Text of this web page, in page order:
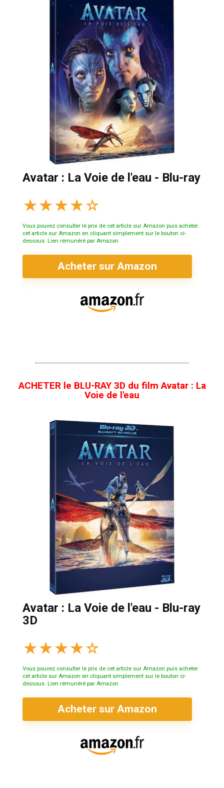
Avatar : La Voie de l'eau - Blu-ray
★★★★☆
Vous pouvez consulter le prix de cet article sur Amazon puis acheter
cet article sur Amazon en cliquant simplement sur le bouton ci-
dessous. Lien rémunéré par Amazon
Acheter sur Amazon
ACHETER le BLU-RAY 3D du film Avatar : La
Voie de l'eau
Avatar : La Voie de l'eau - Blu-ray
3D
★★★★☆
Vous pouvez consulter le prix de cet article sur Amazon puis acheter
cet article sur Amazon en cliquant simplement sur le bouton ci-
dessous. Lien rémunéré par Amazon
Acheter sur Amazon